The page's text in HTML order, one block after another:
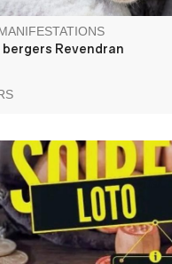
bergers Revendran
d'année du Comité des fêtes.